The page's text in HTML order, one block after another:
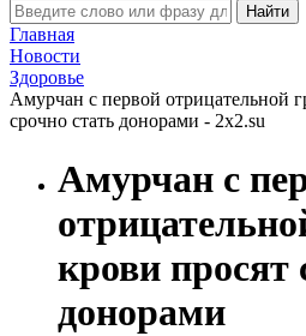
Найти
Главная
Новости
Здоровье
Амурчан с первой отрицательной
срочно стать донорами - 2x2.su
Амурчан с
крови просят
донорами